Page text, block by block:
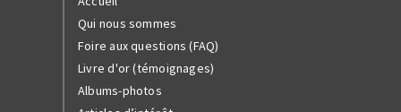
Qui nous sommes
Foire aux questions (FAQ)
Livre d'or (témoignages)
Albums-photos